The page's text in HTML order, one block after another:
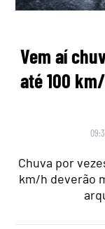
Vem aí
até 100
Chuva por
km/h deverão